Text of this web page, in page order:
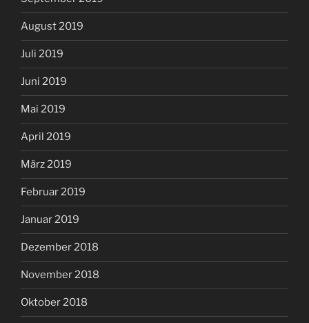
August 2019
Juli 2019
Juni 2019
Mai 2019
April 2019
März 2019
Februar 2019
Januar 2019
Dezember 2018
November 2018
Oktober 2018